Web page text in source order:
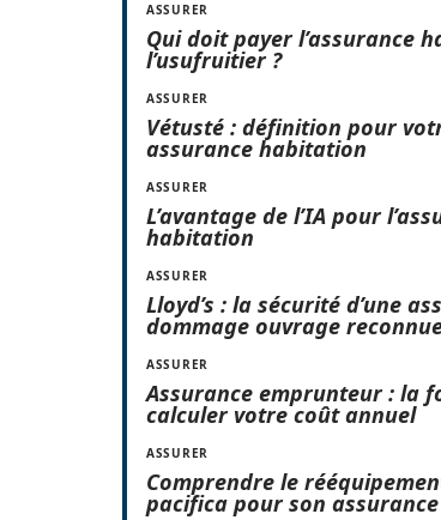
ASSURER
Qui doit payer l’assurance
l’usufruitier ?
ASSURER
Vétusté : définition pour
assurance habitation
ASSURER
L’avantage de l’IA pour
habitation
ASSURER
Lloyd’s : la sécurité d’une
dommage ouvrage
ASSURER
Assurance emprunteur : la
calculer votre coût annuel
ASSURER
Comprendre le
pacifica pour son assurance